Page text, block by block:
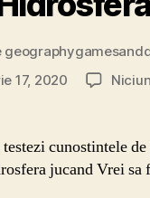
17, 2020
cunostintele
jucand Vrei